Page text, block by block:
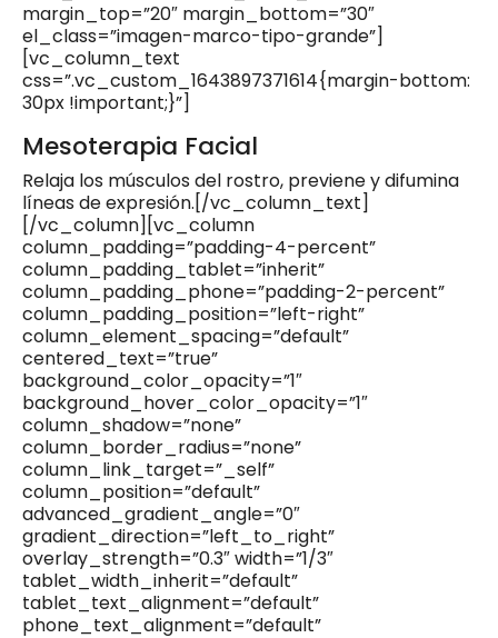
margin_top=”20″ margin_bottom=”30″
el_class=”imagen-marco-tipo-grande”]
[vc_column_text
css=”.vc_custom_1643897371614{margin-bottom:
30px !important;}”]
Mesoterapia Facial
Relaja los músculos del rostro, previene y difumina
líneas de expresión.[/vc_column_text]
[/vc_column][vc_column
column_padding=”padding-4-percent”
column_padding_tablet=”inherit”
column_padding_phone=”padding-2-percent”
column_padding_position=”left-right”
column_element_spacing=”default”
centered_text=”true”
background_color_opacity=”1″
background_hover_color_opacity=”1″
column_shadow=”none”
column_border_radius=”none”
column_link_target=”_self”
column_position=”default”
advanced_gradient_angle=”0″
gradient_direction=”left_to_right”
overlay_strength=”0.3″ width=”1/3″
tablet_width_inherit=”default”
tablet_text_alignment=”default”
phone_text_alignment=”default”